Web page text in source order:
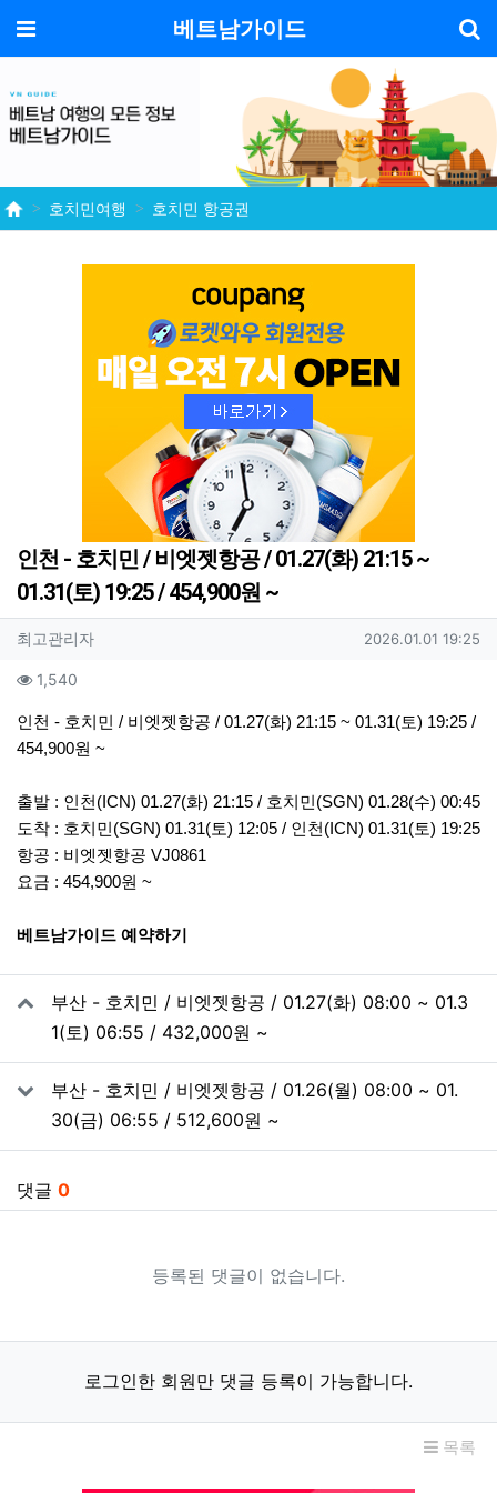
메뉴 베트남가이드
호치민여행 호치민 항공권
인천 - 호치민 / 비엣젯항공 / 01.27(화) 21:15 ~
01.31(토) 19:25 / 454,900원 ~
작성자 정보
최고관리자작성 작성일
2026.01.01 19:25
컨텐츠 정보
1,540
본문
인천 - 호치민 / 비엣젯항공 / 01.27(화) 21:15 ~ 01.31(토) 19:25 /
454,900원 ~
출발 : 인천(ICN) 01.27(화) 21:15 / 호치민(SGN) 01.28(수) 00:45
도착 : 호치민(SGN) 01.31(토) 12:05 / 인천(ICN) 01.31(토) 19:25
항공 : 비엣젯항공 VJ0861
요금 : 454,900원 ~
베트남가이드 예약하기
관련자료
부산 - 호치민 / 비엣젯항공 / 01.27(화) 08:00 ~ 01.3
1(토) 06:55 / 432,000원 ~
부산 - 호치민 / 비엣젯항공 / 01.26(월) 08:00 ~ 01.
30(금) 06:55 / 512,600원 ~
댓글 0
등록된 댓글이 없습니다.
로그인한 회원만 댓글 등록이 가능합니다.
목록